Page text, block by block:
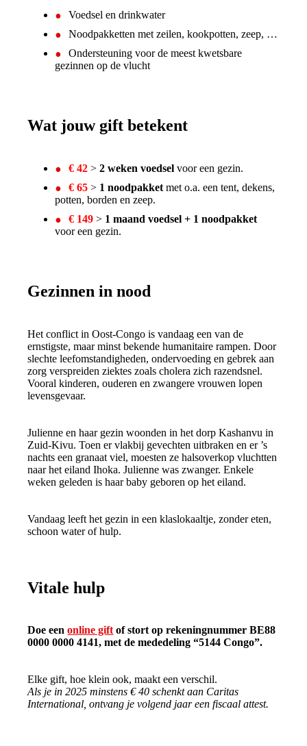
Voedsel en drinkwater
Noodpakketten met zeilen, kookpotten, zeep, …
Ondersteuning voor de meest kwetsbare
gezinnen op de vlucht
Wat jouw gift betekent
€ 42 >2 weken voedsel voor een gezin.
€ 65 > 1 noodpakketmet o.a. een tent, dekens,
potten, borden en zeep.
€ 149 > 1 maand voedsel + 1 noodpakket
voor een gezin.
Gezinnen in nood
Het conflict in Oost-Congo is vandaag een van de
ernstigste, maar minst bekende humanitaire rampen. Door
slechte leefomstandigheden, ondervoeding en gebrek aan
zorg verspreiden ziektes zoals cholera zich razendsnel.
Vooral kinderen, ouderen en zwangere vrouwen lopen
levensgevaar.
Julienne en haar gezin woonden in het dorp Kashanvu in
Zuid-Kivu. Toen er vlakbij gevechten uitbraken en er ’s
nachts een granaat viel, moesten ze halsoverkop vluchtten
naar het eiland Ihoka. Julienne was zwanger. Enkele
weken geleden is haar baby geboren op het eiland.
Vandaag leeft het gezin in een klaslokaaltje, zonder eten,
schoon water of hulp.
Vitale hulp
Doe eenonline giftof stort op rekeningnummer BE88
0000 0000 4141, met de mededeling “5144 Congo”.
Elke gift, hoe klein ook, maakt een verschil.
Als je in 2025 minstens € 40 schenkt aan Caritas
International, ontvang je volgend jaar een fiscaal attest.